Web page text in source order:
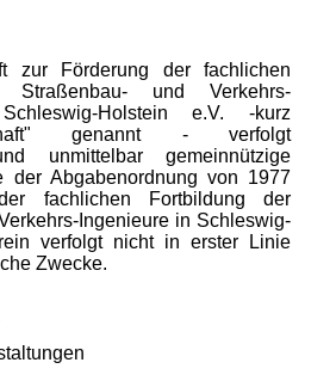
zur Förderung der fachlichen
Straßenbau- und Verkehrs-
Holstein e.V. -kurz
genannt - verfolgt
unmittelbar gemeinnützige
der Abgabenordnung von 1977
fachlichen Fortbildung der
Ingenieure in Schleswig-
verfolgt nicht in erster Linie
Zwecke.